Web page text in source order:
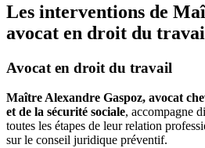
Les interventions de
avocat en droit du
Avocat en droit du travail
Maître Alexandre Gaspoz, avocat
et de la sécurité sociale, accompagne
toutes les étapes de leur relation
sur le conseil juridique préventif.